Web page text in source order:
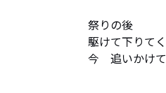
祭りの後
駆けて下りて
今　追いかけ